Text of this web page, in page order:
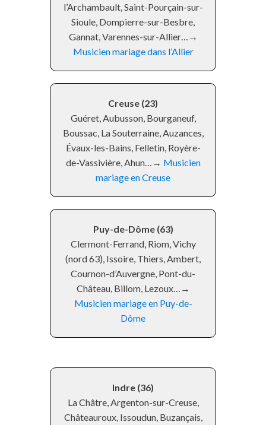
l’Archambault, Saint-Pourçain-sur-
Sioule, Dompierre-sur-Besbre,
Gannat, Varennes-sur-Allier…→
Musicien mariage dans l’Allier
Creuse (23)
Guéret, Aubusson, Bourganeuf,
Boussac, La Souterraine, Auzances,
Évaux-les-Bains, Felletin, Royère-
de-Vassivière, Ahun…→ Musicien
mariage en Creuse
Puy-de-Dôme (63)
Clermont-Ferrand, Riom, Vichy
(nord 63), Issoire, Thiers, Ambert,
Cournon-d’Auvergne, Pont-du-
Château, Billom, Lezoux…→
Musicien mariage en Puy-de-
Dôme
Indre (36)
La Châtre, Argenton-sur-Creuse,
Châteauroux, Issoudun, Buzançais,